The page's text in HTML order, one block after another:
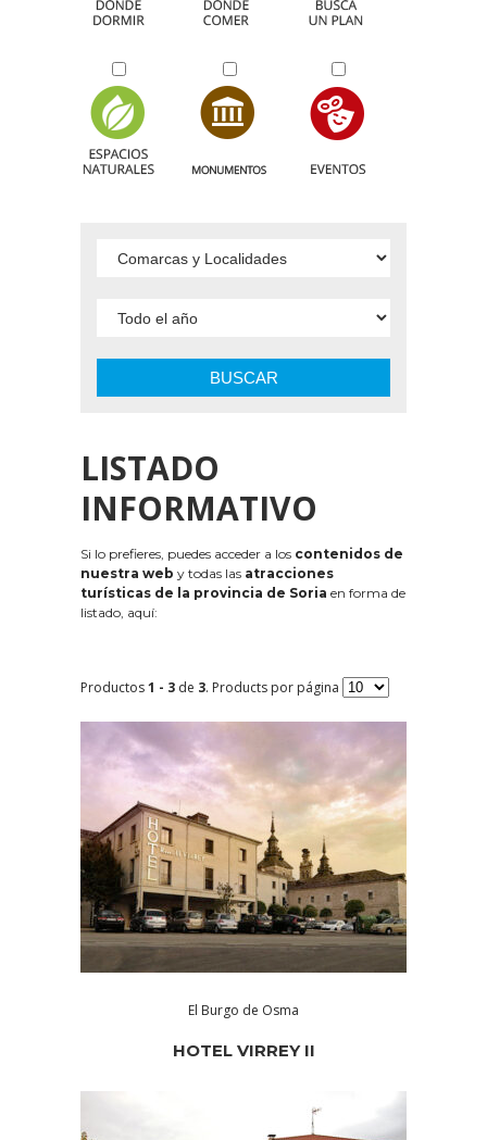
BUSCAR
LISTADO
INFORMATIVO
Si lo prefieres, puedes acceder a los contenidos de
nuestra web y todas las atracciones
turísticas de la provincia de Soria en forma de
listado, aquí:
Productos1 - 3 de 3. Products por página
El Burgo de Osma
HOTEL VIRREY II